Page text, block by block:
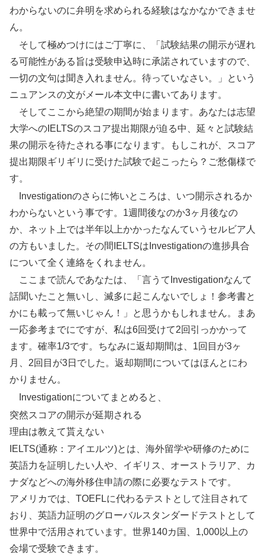
わからないのに弁明を求められる経験はなかなかできませ
ん。
そして極めつけにはご丁寧に、「試験結果の開示が遅れ
る可能性がある旨は受験申込時に承諾されていますので、
一切の文句は聞き入れません。待っていなさい。」という
ニュアンスの文がメール本文中に書いてあります。
そしてここから絶望の期間が始まります。あなたは志望
大学へのIELTSのスコア提出期限が迫る中、延々と試験結
果の開示を待たされる事になります。もしこれが、スコア
提出期限ギリギリに受けた試験で起こったら？ご愁傷様で
す。
Investigationのさらに怖いところは、いつ開示されるか
わからないという事です。1週間後なのか3ヶ月後なの
か、ネット上では半年以上かかったなんていうセルビア人
の方もいました。その間IELTSはInvestigationの進捗具合
について全く連絡をくれません。
ここまで読んであなたは、「言うてInvestigationなんて
話聞いたこと無いし、滅多に起こんないでしょ！参考書と
かにも載って無いじゃん！」と思うかもしれません。まあ
一応参考までにですが、私は6回受けて2回引っかかって
ます。確率1/3です。ちなみに返却期間は、1回目が3ヶ
月、2回目が3日でした。返却期間についてはほんとにわ
かりません。
Investigationについてまとめると、
突然スコアの開示が延期される
理由は教えて貰えない
IELTS(通称：アイエルツ)とは、海外留学や研修のために
英語力を証明したい人や、イギリス、オーストラリア、カ
ナダなどへの海外移住申請の際に必要なテストです。
アメリカでは、TOEFLに代わるテストとして注目されて
おり、英語力証明のグローバルスタンダードテストとして
世界中で活用されています。世界140カ国、1,000以上の
会場で受験できます。